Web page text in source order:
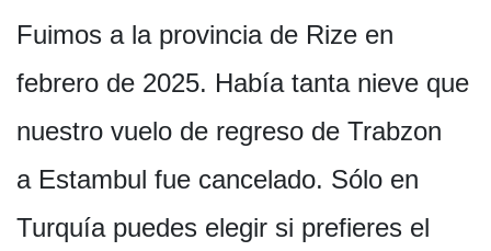
Fuimos a la provincia de Rize en
febrero de 2025. Había tanta nieve que
nuestro vuelo de regreso de Trabzon
a Estambul fue cancelado. Sólo en
Turquía puedes elegir si prefieres el